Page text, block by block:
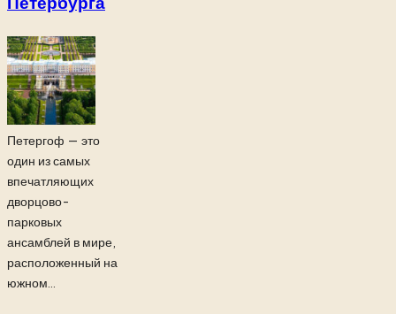
Петергоф — это
один из самых
впечатляющих
дворцово-
парковых
ансамблей в мире,
расположенный на
южном...